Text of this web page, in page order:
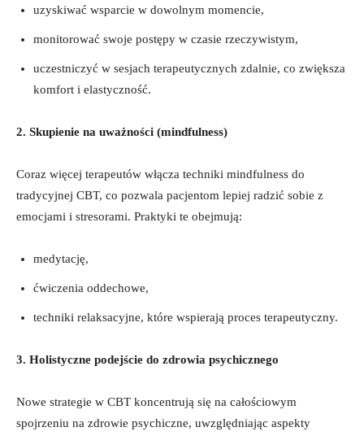
uzyskiwać ‌wsparcie w⁢ dowolnym momencie,
monitorować ‍swoje postępy ⁢w‌ czasie ⁢rzeczywistym,
uczestniczyć w sesjach terapeutycznych zdalnie,​ co⁤ zwiększa
komfort i ⁣elastyczność.
2.⁤ Skupienie na ‍uważności (mindfulness)
Coraz więcej terapeutów włącza techniki mindfulness do
tradycyjnej CBT, ⁣co pozwala pacjentom lepiej radzić sobie z
emocjami i stresorami. Praktyki ‌te obejmują:
medytację,
ćwiczenia oddechowe,
techniki relaksacyjne, które wspierają proces ⁤terapeutyczny.
3. Holistyczne podejście do zdrowia psychicznego
Nowe strategie⁤ w CBT koncentrują się na całościowym
spojrzeniu na⁣ zdrowie psychiczne, uwzględniając aspekty